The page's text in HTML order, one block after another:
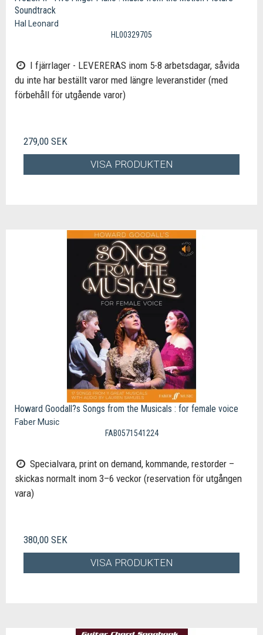
Soundtrack
Hal Leonard
HL00329705
I fjärrlager - LEVERERAS inom 5-8 arbetsdagar, såvida
du inte har beställt varor med längre leveranstider (med
förbehåll för utgående varor)
279,00 SEK
VISA PRODUKTEN
Howard Goodall?s Songs from the Musicals : for female voice
Faber Music
FAB0571541224
Specialvara, print on demand, kommande, restorder –
skickas normalt inom 3–6 veckor (reservation för utgången
vara)
380,00 SEK
VISA PRODUKTEN